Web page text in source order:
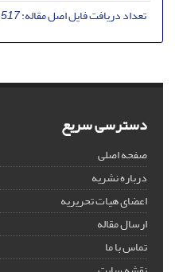
تعداد دریافت فایل اصل مقاله:517
دسترسی سریع
صفحه اصلی
درباره نشریه
اعضای هیات تحریریه
ارسال مقاله
تماس با ما